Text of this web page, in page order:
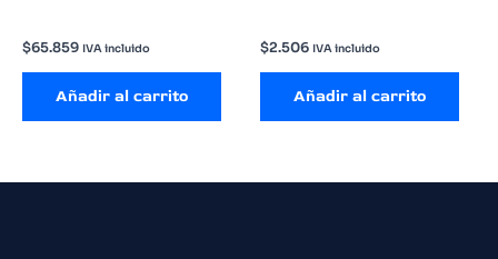
$65.859 IVA incluido
Añadir al carrito
$2.506 IVA incluido
Añadir al carrito